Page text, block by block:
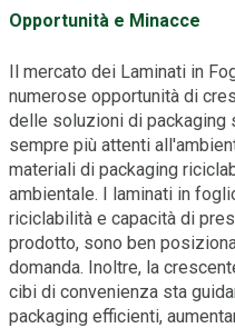
Opportunità e Minacce
Il mercato dei Laminati in
numerose opportunità di
delle soluzioni di packaging
sempre più attenti
materiali di packaging
ambientale. I laminati in
riciclabilità e capacità di
prodotto, sono ben
domanda. Inoltre, la
cibi di convenienza sta
packaging efficienti,